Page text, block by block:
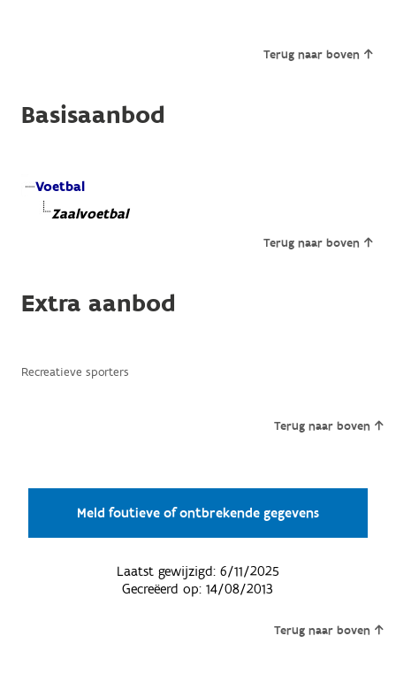
Terug naar boven
Basisaanbod
Voetbal
Zaalvoetbal
Terug naar boven
Extra aanbod
Recreatieve sporters
Terug naar boven
Meld foutieve of ontbrekende gegevens
Laatst gewijzigd: 6/11/2025
Gecreëerd op:14/08/2013
Terug naar boven